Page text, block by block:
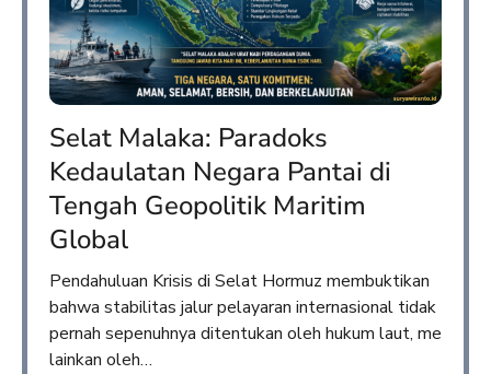
Selat Malaka: Paradoks
Kedaulatan Negara Pantai di
Tengah Geopolitik Maritim
Global
Pendahuluan Krisis di Selat Hormuz membuktikan
bahwa stabilitas jalur pelayaran internasional tidak
pernah sepenuhnya ditentukan oleh hukum laut, me
lainkan oleh…